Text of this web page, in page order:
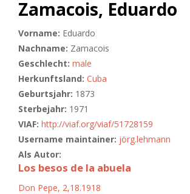
Zamacois, Eduardo
Vorname: Eduardo
Nachname: Zamacois
Geschlecht: male
Herkunftsland: Cuba
Geburtsjahr: 1873
Sterbejahr: 1971
VIAF: http://viaf.org/viaf/51728159
Username maintainer: jörg.lehmann
Als Autor:
Los besos de la abuela
Don Pepe, 2,18.1918